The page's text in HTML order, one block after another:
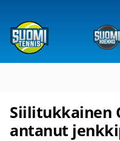
Siilitukkainen
antanut